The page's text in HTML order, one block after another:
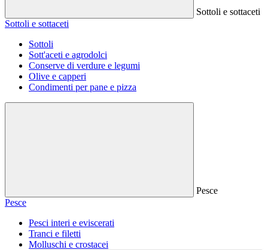
Sottoli e sottaceti
Sottoli e sottaceti
Sottoli
Sott'aceti e agrodolci
Conserve di verdure e legumi
Olive e capperi
Condimenti per pane e pizza
Pesce
Pesce
Pesci interi e eviscerati
Tranci e filetti
Molluschi e crostacei